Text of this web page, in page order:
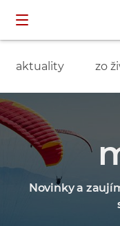
aktuality zo
Novinky a